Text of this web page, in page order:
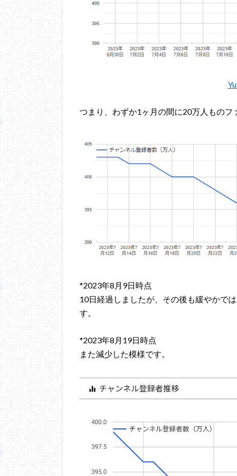
つまり、わずか1ヶ月の間に20万人ものフ
*2023年8月9日時点
10日経過しましたが、その後も緩やかで
す。
*2023年8月19日時点
また減少した模様です。